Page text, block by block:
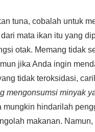
tuna, cobalah untuk
mata ikan itu yang
otak. Memang tidak
jika Anda ingin
tidak teroksidasi,
mengonsumsi minyak
mungkin hindarilah
makanan. Namun,